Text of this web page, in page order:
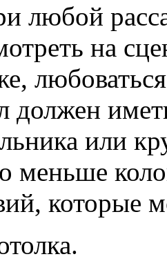
любой
на
должен
или
меньше
которые